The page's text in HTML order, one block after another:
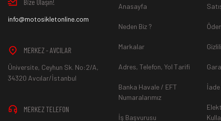
Aksi durum söz konusu olduğunda
*İade ve Değişim sürecinde ürünlerin "Gönderici Ödemeli”
Ürün mağazamıza ulaştıktan sonra gerekli incelemelerin
info@motosikletonline.com
MERKEZ - AVCILAR
Üniversite, Ceyhun Sk. No:2/A,
34320 Avcılar/İstanbul
MERKEZ TELEFON
Anasayfa
Neden Biz ?
Markalar
Adres, Telefon, Yol Tarifi
Banka Havale / EFT
Numaralarımız
İş Başvurusu
İade